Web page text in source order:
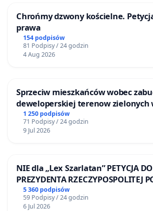
Chrońmy dzwony kościelne.
prawa
154 podpisów
81 Podpisy / 24 godzin
4 Aug 2026
Sprzeciw mieszkańców wobec
deweloperskiej terenow zielonych
Bulwarów Straceńskich w Bielsku-
1 250 podpisów
71 Podpisy / 24 godzin
9 Jul 2026
NIE dla „Lex Szarlatan” PETYCJA DO
PREZYDENTA RZECZYPOSPOLITEJ
5 360 podpisów
59 Podpisy / 24 godzin
6 Jul 2026